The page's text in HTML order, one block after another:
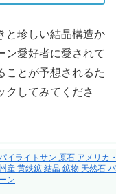
と珍しい結晶構造か
ン愛好者に愛されて
ことが予想されるた
クしてみてくださ
イライトサン 原石 アメリカ
産 黄鉄鉱 結晶 鉱物 天然石
ーン